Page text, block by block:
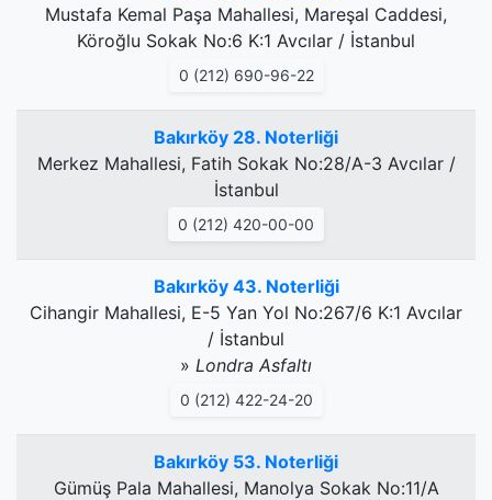
Mustafa Kemal Paşa Mahallesi, Mareşal Caddesi,
Köroğlu Sokak No:6 K:1 Avcılar / İstanbul
0 (212) 690-96-22
Bakırköy 28. Noterliği
Merkez Mahallesi, Fatih Sokak No:28/A-3 Avcılar /
İstanbul
0 (212) 420-00-00
Bakırköy 43. Noterliği
Cihangir Mahallesi, E-5 Yan Yol No:267/6 K:1 Avcılar
/ İstanbul
» Londra Asfaltı
0 (212) 422-24-20
Bakırköy 53. Noterliği
Gümüş Pala Mahallesi, Manolya Sokak No:11/A